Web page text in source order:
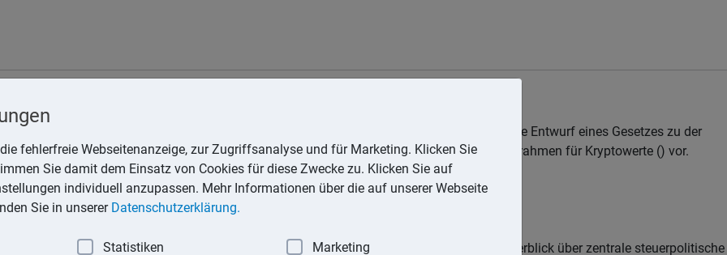
regelmäßig ausgetauscht werden. Dies sieht der von der Bundesregierung eingebrachte Entwurf eines Gesetzes zu der
Behörden über den automatischen Austausch von Informationen nach dem Melderahmen für Kryptowerte () vor.
»Die wichtigsten Steuern im internationalen Vergleich« veröffentlicht, die einen Überblick über zentrale steuerpolitische
fehlerfreie Webseitenanzeige, zur Zugriffsanalyse und für Marketing. Klicken Sie
Sie damit dem Einsatz von Cookies für diese Zwecke zu. Klicken Sie auf
individuell anzupassen. Mehr Informationen über die auf unserer Webseite
Sie in unserer Datenschutzerklärung.
Statistiken
Marketing